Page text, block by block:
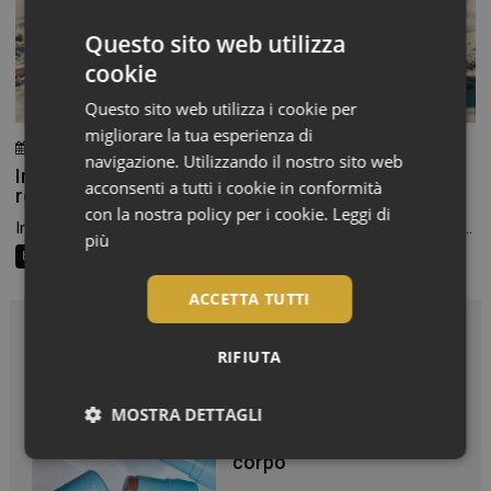
24 Luglio 2026 Chiara Verlato
Integratori per pelle e capelli in estate: la beauty
routine passa anche dalla farmacia
In estate cambiamo texture, scegliamo cosmetici più leggeri e...
Beauty Trend
Effetto glow immediato e
corpo
Questo sito web utilizza
cookie
Questo sito web utilizza i cookie per
migliorare la tua esperienza di
navigazione. Utilizzando il nostro sito web
acconsenti a tutti i cookie in conformità
con la nostra policy per i cookie. Leggi di
più
ACCETTA TUTTI
RIFIUTA
MOSTRA DETTAGLI
Necessari